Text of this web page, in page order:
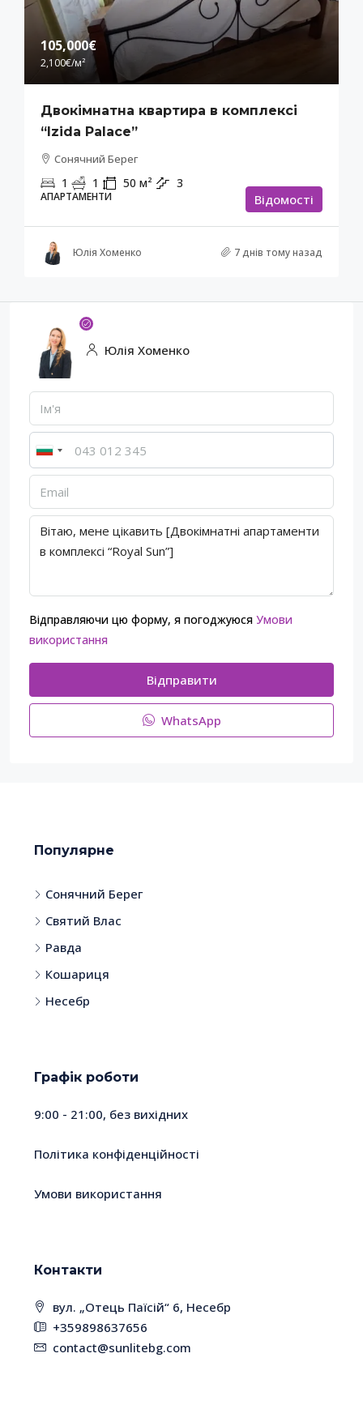
105,000€
2,100€/м²
Двокімнатна квартира в комплексі
“Izida Palace”
Сонячний Берег
1 1 50 м² 3
АПАРТАМЕНТИ Відомості
Юлія Хоменко 7 днів тому назад
Юлія Хоменко
Відправляючи цю форму, я погоджуюся Умови
використання
Відправити
WhatsApp
Популярне
Сонячний Берег
Святий Влас
Равда
Кошариця
Несебр
Графік роботи
9:00 - 21:00, без вихідних
Політика конфіденційності
Умови використання
Контакти
вул. „Отець Паїсій“ 6, Несебр
+359898637656
contact@sunlitebg.com